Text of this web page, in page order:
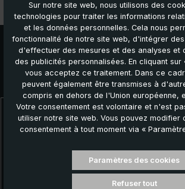
Caractéristiques
Ignorer la galerie de produits
Autres produits que vous pourriez
Sur notre site web, nous utilisons des
technologies pour traiter les informations
et les données personnelles. Cela nous
fonctionnalité de notre site web, d'intégrer
d'effectuer des mesures et des analyses et
des publicités personnalisées. En cliquant
vous acceptez ce traitement. Dans ce
peuvent également être transmises à
compris en dehors de l'Union européenne,
Votre consentement est volontaire et n'est
utiliser notre site web. Vous pouvez modifier
consentement à tout moment via «
Paramètres des cookies
Refuser tout